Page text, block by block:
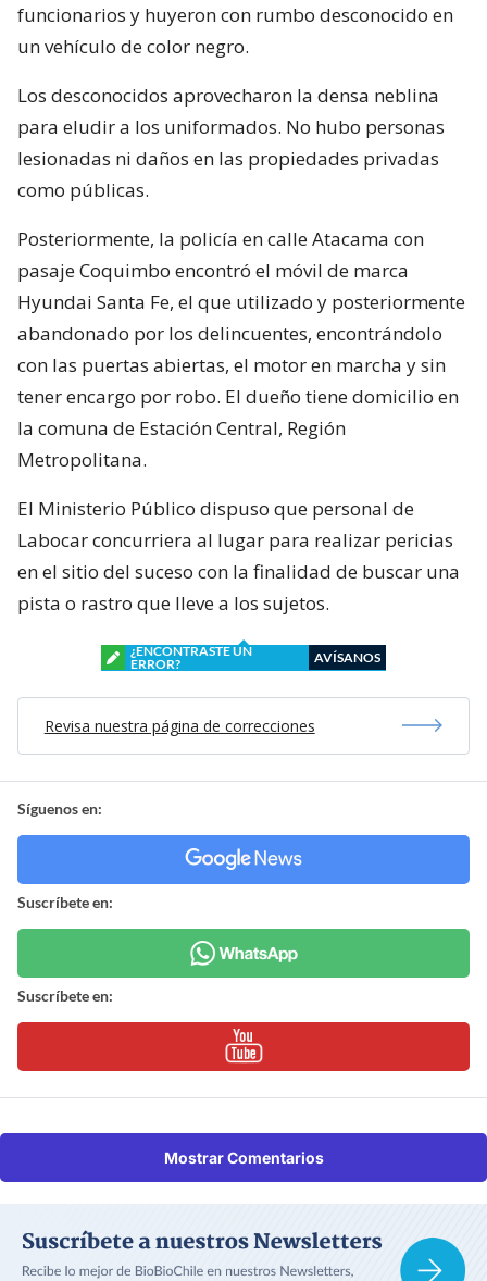
funcionarios y huyeron con rumbo desconocido en
un vehículo de color negro.
Los desconocidos aprovecharon la densa neblina
para eludir a los uniformados. No hubo personas
lesionadas ni daños en las propiedades privadas
como públicas.
Posteriormente, la policía en calle Atacama con
pasaje Coquimbo encontró el móvil de marca
Hyundai Santa Fe, el que utilizado y posteriormente
abandonado por los delincuentes, encontrándolo
con las puertas abiertas, el motor en marcha y sin
tener encargo por robo. El dueño tiene domicilio en
la comuna de Estación Central, Región
Metropolitana.
El Ministerio Público dispuso que personal de
Labocar concurriera al lugar para realizar pericias
en el sitio del suceso con la finalidad de buscar una
pista o rastro que lleve a los sujetos.
¿ENCONTRASTE UN
ERROR?
AVÍSANOS
Revisa nuestra página de correcciones
Síguenos en:
Suscríbete en:
Suscríbete en:
Mostrar Comentarios